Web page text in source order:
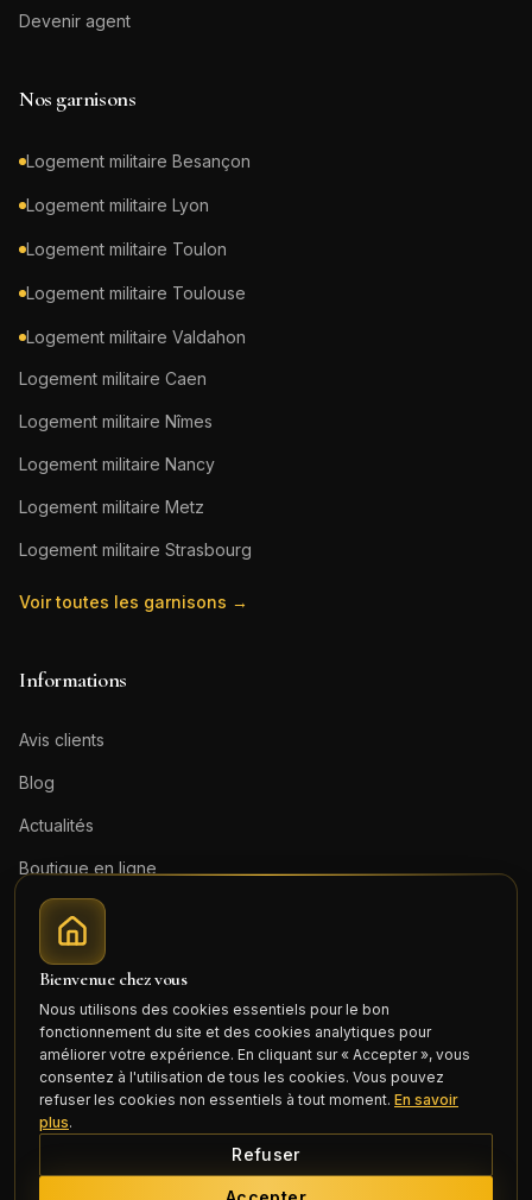
Devenir agent
Nos garnisons
Logement militaire Besançon
Logement militaire Lyon
Logement militaire Toulon
Logement militaire Toulouse
Logement militaire Valdahon
Logement militaire Caen
Logement militaire Nîmes
Logement militaire Nancy
Logement militaire Metz
Logement militaire Strasbourg
Voir toutes les garnisons →
Informations
Avis clients
Blog
Actualités
Boutique en ligne
Contact
Mentions légales
Connexion
Bienvenue chez vous
Nous utilisons des cookies essentiels pour le bon
fonctionnement du site et des cookies analytiques pour
améliorer votre expérience. En cliquant sur « Accepter », vous
consentez à l'utilisation de tous les cookies. Vous pouvez
refuser les cookies non essentiels à tout moment. En savoir
plus.
Refuser